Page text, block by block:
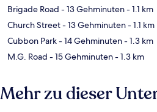
Brigade Road - 13 Gehminuten- 1.1 km
Church Street- 13 Gehminuten- 1.1 km
Cubbon Park- 14 Gehminuten- 1.3 km
M.G. Road - 15 Gehminuten- 1.3 km
Mehr zu dieser